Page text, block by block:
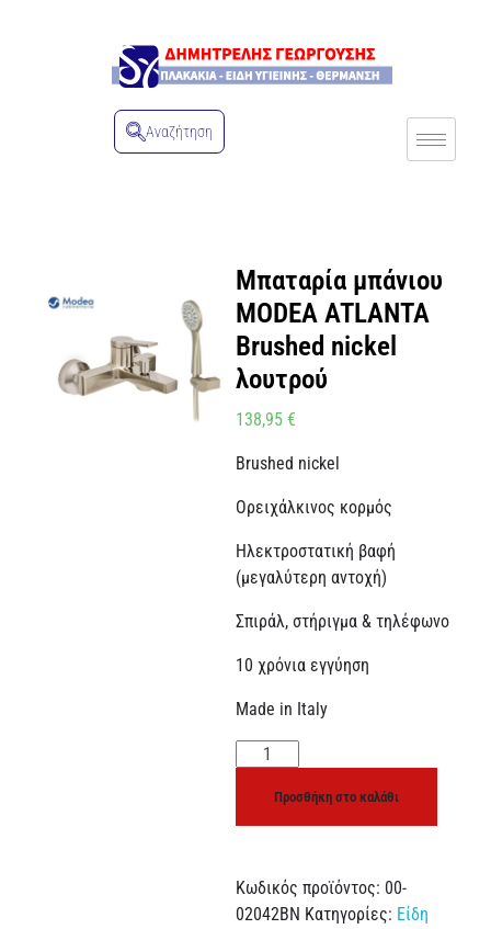
Αναζήτηση
Μπαταρία μπάνιου
MODEA ATLANTA
Brushed nickel
λουτρού
138,95 €
Brushed nickel
Ορειχάλκινος κορμός
Ηλεκτροστατική βαφή
(μεγαλύτερη αντοχή)
Σπιράλ, στήριγμα & τηλέφωνο
10 χρόνια εγγύηση
Made in Italy
Προσθήκη στο καλάθι
Κωδικός προϊόντος: 00-
02042BN Κατηγορίες: Είδη